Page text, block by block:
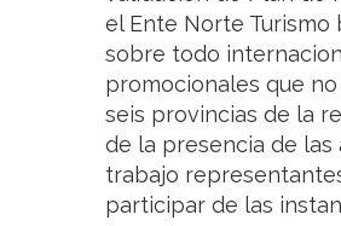
el Ente Norte Turismo
sobre todo
promocionales que
seis provincias de la
de la presencia de las
trabajo
participar de las